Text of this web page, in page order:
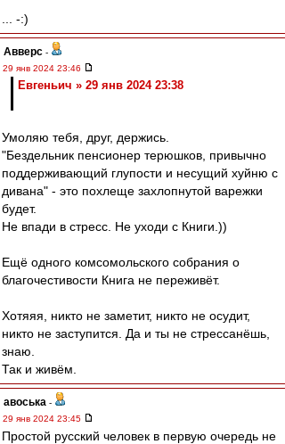
... -:)
Авверс -
29 янв 2024 23:46
Евгеньич » 29 янв 2024 23:38
Умоляю тебя, друг, держись.
"Бездельник пенсионер терюшков, привычно
поддерживающий глупости и несущий хуйню с
дивана" - это похлеще захлопнутой варежки
будет.
Не впади в стресс. Не уходи с Книги.))
Ещё одного комсомольского собрания о
благочестивости Книга не переживёт.
Хотяяя, никто не заметит, никто не осудит,
никто не заступится. Да и ты не стрессанёшь,
знаю.
Так и живём.
авоська -
29 янв 2024 23:45
Простой русский человек в первую очередь не